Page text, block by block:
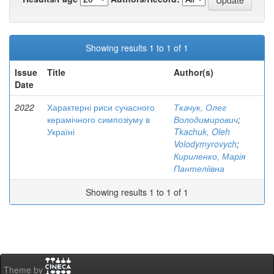
Showing results 1 to 1 of 1
Issue
Date
Title Author(s)
2022
Характерні риси сучасного
керамічного симпозіуму в
Україні
Ткачук, Олег
Володимирович;
Tkachuk, Oleh
Volodymyrovych;
Кириленко, Марія
Пантеліївна
Showing results 1 to 1 of 1
Theme by